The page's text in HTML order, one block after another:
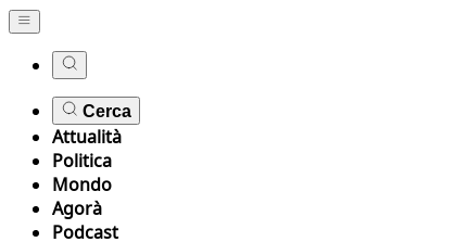
Cerca
Attualità
Politica
Mondo
Agorà
Podcast